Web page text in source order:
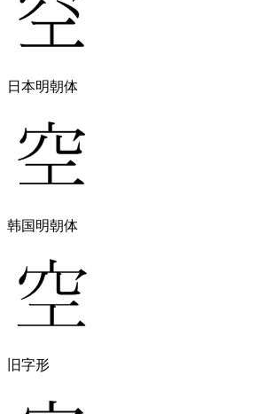
日本明朝体
韩国明朝体
旧字形